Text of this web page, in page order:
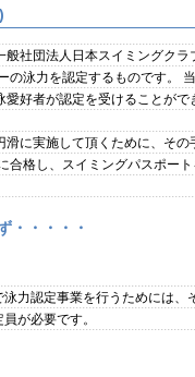
社団法人日本スイミングク
の泳力を認定するものです。
好者が認定を受けることがで
に実施して頂くために、その
合格し、スイミングパスポー
・・・・・
泳力認定事業を行うためには、
が必要です。